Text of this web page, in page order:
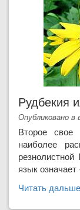
Рудбекия
Опубликовано в
Второе свое
наиболее
язык
Читать дальше